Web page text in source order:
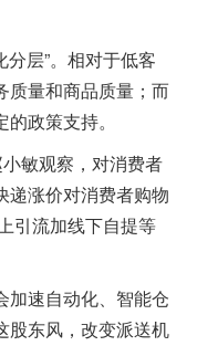
层”。相对于低客
质量和商品质量；而
政策支持。
敏观察，对消费者
递涨价对消费者购物
引流加线下自提等
速自动化、智能仓
股东风，改变派送机